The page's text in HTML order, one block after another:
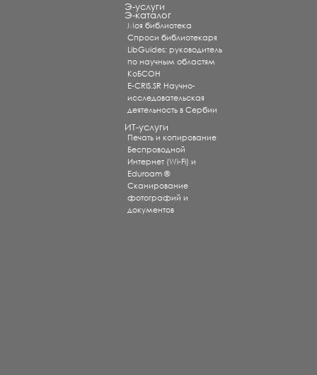
Э-услуги
Э-каталог
Моя библиотека
Спроси библиотекаря
LibGuides: руководитель
по научным областям
КоБСОН
E-CRIS.SR Научно-
исследовательская
деятельность в Сербии
ИТ-услуги
Печать и копирование
Беспроводной
Интернет (Wi-Fi) и
Eduroam ®
Сканирование
фотографий и
документов